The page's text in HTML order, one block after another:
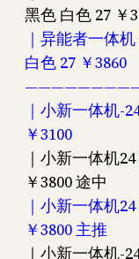
黑色 白色 27 ￥
｜异能者一体
白色 27 ￥3860
｜小新一体机-
￥3100
｜小新一体机
￥3800 途中
｜小新一体机
￥3800 主推
｜小新一体机-